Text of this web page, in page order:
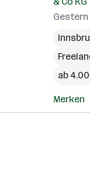
ab
Merken